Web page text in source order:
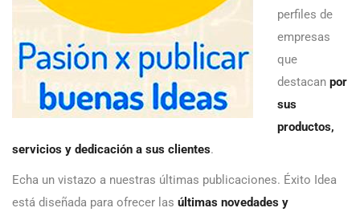
perfiles de
empresas
que
destacan por
sus
productos,
servicios y dedicación a sus clientes.
Echa un vistazo a nuestras últimas publicaciones. Éxito Idea
está diseñada para ofrecer las últimas novedades y